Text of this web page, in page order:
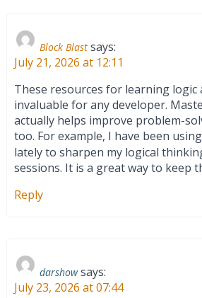
Block Blast says:
July 21, 2026 at 12:11
These resources for learning logic
invaluable for any developer.
actually helps improve problem-
too. For example, I have been using
lately to sharpen my logical
sessions. It is a great way to keep
Reply
darshow says:
July 23, 2026 at 07:44